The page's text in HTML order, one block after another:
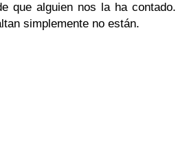
que alguien nos la ha contado.
simplemente no están.